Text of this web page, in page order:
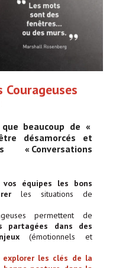
Courageuses
beaucoup de «
désamorcés et
Conversations
équipes les bons
les situations de
permettent de
partagées dans des
(émotionnels et
explorer les clés de la